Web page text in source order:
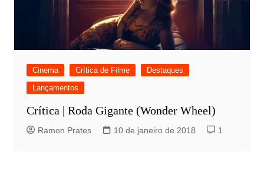
Cinema Crítica de Filme
Destaques
Lançamentos
Crítica | Roda Gigante (Wonder Wheel)
Ramon Prates 10 de janeiro de 2018 1